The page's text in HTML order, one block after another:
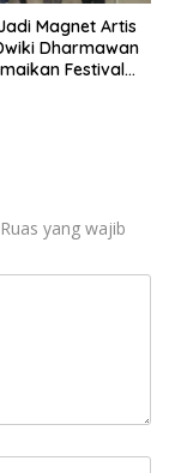
Magnet Artis
Dharmawan
Festival
Ruas yang wajib